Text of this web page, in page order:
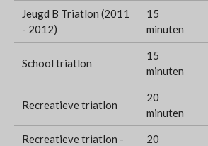
Jeugd B Triatlon (2011
- 2012)
15
minuten
School triatlon
15
minuten
Recreatieve triatlon
20
minuten
Recreatieve triatlon -
20